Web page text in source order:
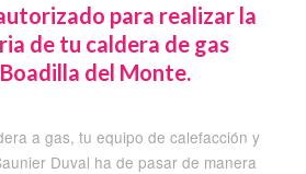
para realizar la
de tu caldera de gas
del Monte.
a gas, tu equipo de calefacción y
Duval ha de pasar de manera